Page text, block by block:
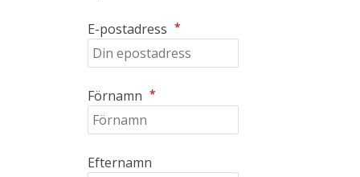
E-postadress *
Förnamn *
Efternamn